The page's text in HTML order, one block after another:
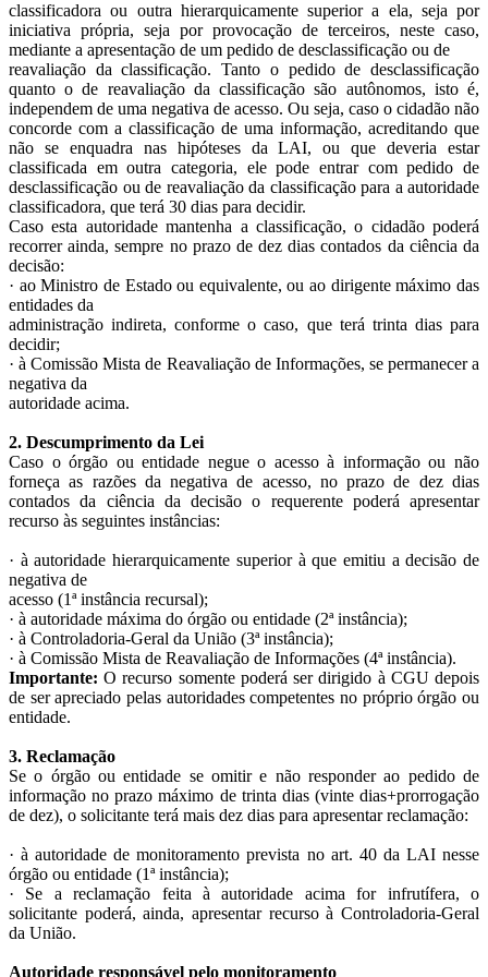
classificadora ou outra hierarquicamente superior a ela, seja por
iniciativa própria, seja por provocação de terceiros, neste caso,
mediante a apresentação de um pedido de desclassificação ou de
reavaliação da classificação. Tanto o pedido de desclassificação
quanto o de reavaliação da classificação são autônomos, isto é,
independem de uma negativa de acesso. Ou seja, caso o cidadão não
concorde com a classificação de uma informação, acreditando que
não se enquadra nas hipóteses da LAI, ou que deveria estar
classificada em outra categoria, ele pode entrar com pedido de
desclassificação ou de reavaliação da classificação para a autoridade
classificadora, que terá 30 dias para decidir.
Caso esta autoridade mantenha a classificação, o cidadão poderá
recorrer ainda, sempre no prazo de dez dias contados da ciência da
decisão:
· ao Ministro de Estado ou equivalente, ou ao dirigente máximo das
entidades da
administração indireta, conforme o caso, que terá trinta dias para
decidir;
· à Comissão Mista de Reavaliação de Informações, se permanecer a
negativa da
autoridade acima.
2. Descumprimento da Lei
Caso o órgão ou entidade negue o acesso à informação ou não
forneça as razões da negativa de acesso, no prazo de dez dias
contados da ciência da decisão o requerente poderá apresentar
recurso às seguintes instâncias:
· à autoridade hierarquicamente superior à que emitiu a decisão de
negativa de
acesso (1ª instância recursal);
· à autoridade máxima do órgão ou entidade (2ª instância);
· à Controladoria-Geral da União (3ª instância);
· à Comissão Mista de Reavaliação de Informações (4ª instância).
Importante: O recurso somente poderá ser dirigido à CGU depois
de ser apreciado pelas autoridades competentes no próprio órgão ou
entidade.
3. Reclamação
Se o órgão ou entidade se omitir e não responder ao pedido de
informação no prazo máximo de trinta dias (vinte dias+prorrogação
de dez), o solicitante terá mais dez dias para apresentar reclamação:
· à autoridade de monitoramento prevista no art. 40 da LAI nesse
órgão ou entidade (1ª instância);
· Se a reclamação feita à autoridade acima for infrutífera, o
solicitante poderá, ainda, apresentar recurso à Controladoria-Geral
da União.
Autoridade responsável pelo monitoramento